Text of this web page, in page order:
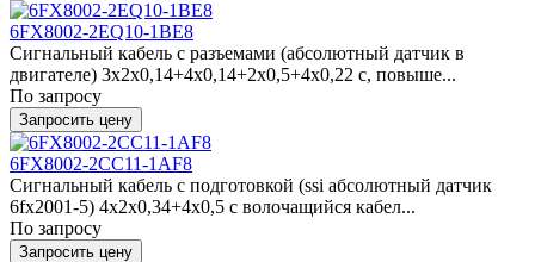
6FX8002-2EQ10-1BE8
Сигнальный кабель с разъемами (абсолютный датчик в
двигателе) 3x2x0,14+4x0,14+2x0,5+4x0,22 c, повыше...
По запросу
Запросить цену
6FX8002-2CC11-1AF8
Сигнальный кабель с подготовкой (ssi абсолютный датчик
6fx2001-5) 4x2x0,34+4x0,5 c волочащийся кабел...
По запросу
Запросить цену